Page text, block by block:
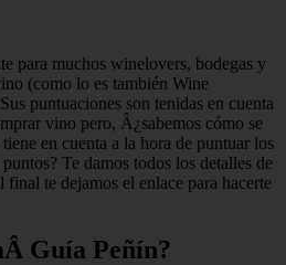
para muchos winelovers, bodegas y
(como lo es también Wine
puntuaciones son tenidas en cuenta
vino pero, Â¿sabemos cómo se
en cuenta a la hora de puntuar los
Te damos todos los detalles de
final te dejamos el enlace para hacerte
Guía Peñín?